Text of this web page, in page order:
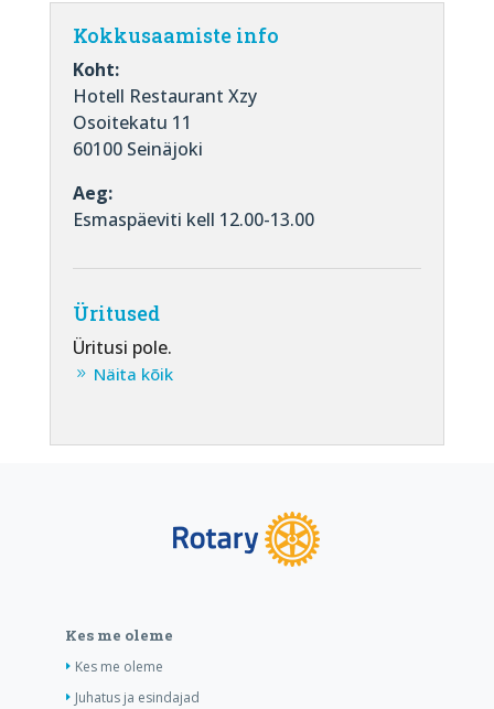
Kokkusaamiste info
Koht:
Hotell Restaurant Xzy
Osoitekatu 11
60100 Seinäjoki
Aeg:
Esmaspäeviti kell 12.00-13.00
Üritused
Üritusi pole.
Näita kõik
Kes me oleme
Kes me oleme
Juhatus ja esindajad